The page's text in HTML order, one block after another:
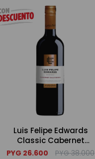
Luis Felipe Edwards
Classic Cabernet
Sauvignon 750ml
PYG 26.600 PYG 38.000